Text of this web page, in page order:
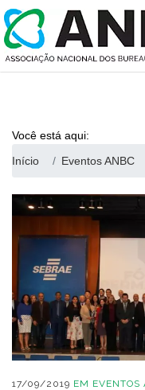
Você está aqui:
Início
Eventos ANBC
17/09/2019 EM EVENTOS